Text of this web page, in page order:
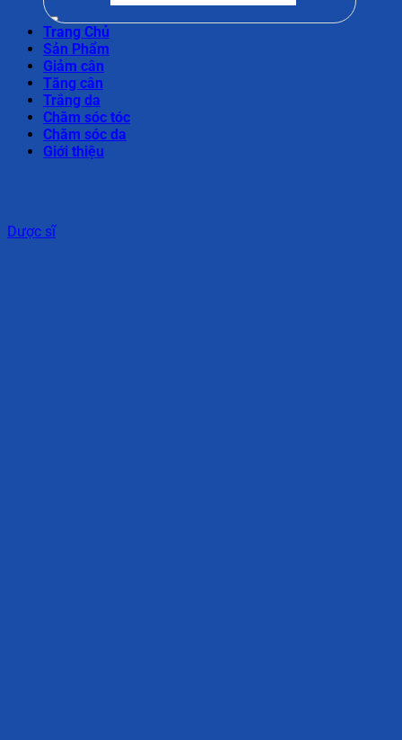
Trang Chủ
Sản Phẩm
Giảm cân
Tăng cân
Trắng da
Chăm sóc tóc
Chăm sóc da
Giới thiệu
Dược sĩ